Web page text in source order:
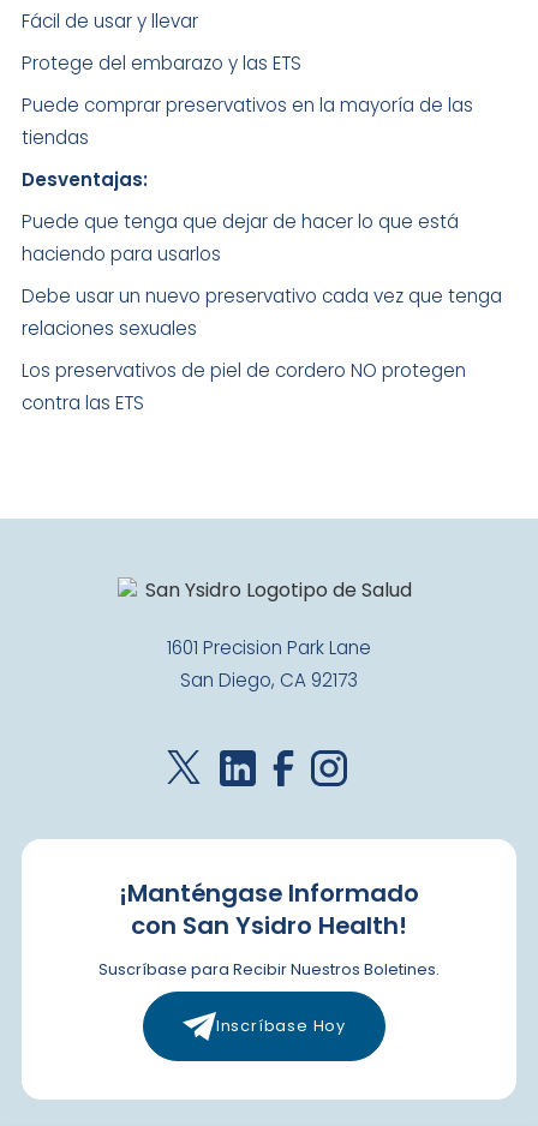
Fácil de usar y llevar
Protege del embarazo y las ETS
Puede comprar preservativos en la mayoría de las
tiendas
Desventajas:
Puede que tenga que dejar de hacer lo que está
haciendo para usarlos
Debe usar un nuevo preservativo cada vez que tenga
relaciones sexuales
Los preservativos de piel de cordero NO protegen
contra las ETS
1601 Precision Park Lane
San Diego, CA 92173
¡Manténgase Informado
con San Ysidro Health!
Suscríbase para Recibir Nuestros Boletines.
Inscríbase Hoy